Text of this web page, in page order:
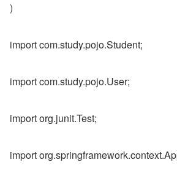
)
import com.study.pojo.Student;
import com.study.pojo.User;
import org.junit.Test;
import